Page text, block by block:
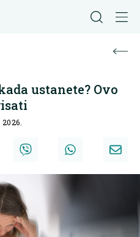
ustanete? Ovo
2026.